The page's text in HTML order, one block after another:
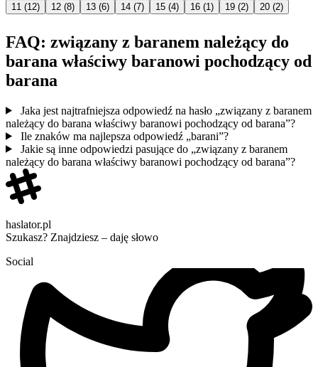
11 (12) 12 (8) 13 (6) 14 (7) 15 (4) 16 (1) 19 (2) 20 (2)
FAQ: związany z baranem należący do
barana właściwy baranowi pochodzący od
barana
Jaka jest najtrafniejsza odpowiedź na hasło „związany z baranem
należący do barana właściwy baranowi pochodzący od barana”?
Ile znaków ma najlepsza odpowiedź „barani”?
Jakie są inne odpowiedzi pasujące do „związany z baranem
należący do barana właściwy baranowi pochodzący od barana”?
haslator.pl
Szukasz? Znajdziesz – daję słowo
Social